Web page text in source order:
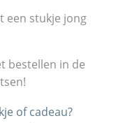
een stukje jong
bestellen in de
of cadeau?